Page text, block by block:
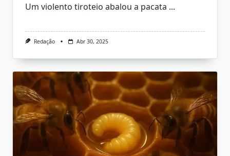
Um violento tiroteio abalou a pacata ...
Redação Abr 30, 2025